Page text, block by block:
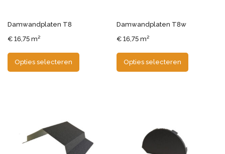
Damwandplaten T8
€ 16,75 m²
Opties selecteren
Damwandplaten T8w
€ 16,75 m²
Opties selecteren